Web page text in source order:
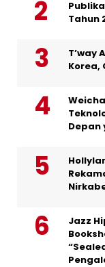
Tahun
T’way
Korea,
Depan
Jazz